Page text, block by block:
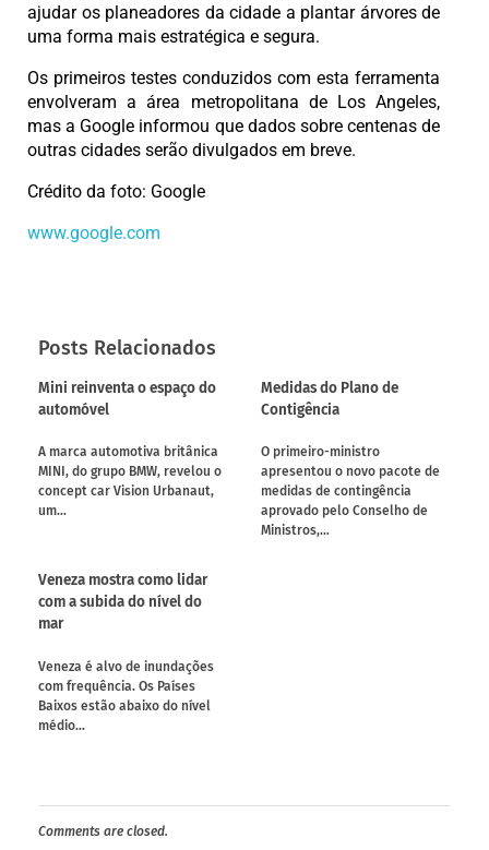
ajudar os planeadores da cidade a plantar árvores de
uma forma mais estratégica e segura.
Os primeiros testes conduzidos com esta ferramenta
envolveram a área metropolitana de Los Angeles,
mas a Google informou que dados sobre centenas de
outras cidades serão divulgados em breve.
Crédito da foto: Google
www.google.com
Posts Relacionados
Mini reinventa o espaço do
automóvel
A marca automotiva britânica
MINI, do grupo BMW, revelou o
concept car Vision Urbanaut,
um…
Medidas do Plano de
Contigência
O primeiro-ministro
apresentou o novo pacote de
medidas de contingência
aprovado pelo Conselho de
Ministros,…
Veneza mostra como lidar
com a subida do nível do
mar
Veneza é alvo de inundações
com frequência. Os Países
Baixos estão abaixo do nível
médio…
Comments are closed.